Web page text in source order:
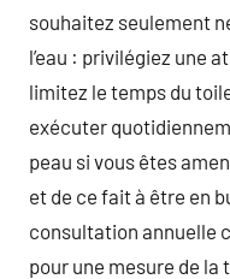
souhaitez seulement
l’eau : privilégiez une
limitez le temps du
exécuter
peau si vous êtes
et de ce fait à être en
consultation annuelle
pour une mesure de